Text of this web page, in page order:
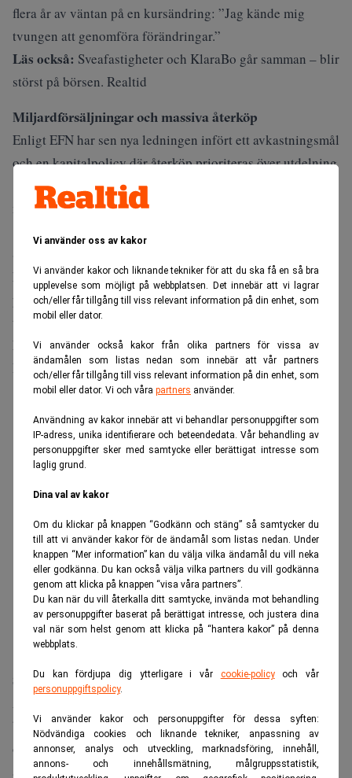
Vi använder oss av kakor
Vi använder kakor och liknande tekniker för att du ska få en så bra
upplevelse som möjligt på webbplatsen. Det innebär att vi lagrar
och/eller får tillgång till viss relevant information på din enhet, som
mobil eller dator.
Vi använder också kakor från olika partners för vissa av
ändamålen som listas nedan som innebär att vår partners
och/eller får tillgång till viss relevant information på din enhet, som
mobil eller dator. Vi och våra partners använder.
Användning av kakor innebär att vi behandlar personuppgifter som
IP-adress, unika identifierare och beteendedata. Vår behandling av
personuppgifter sker med samtycke eller berättigat intresse som
laglig grund.
Dina val av kakor
Om du klickar på knappen “Godkänn och stäng” så samtycker du
till att vi använder kakor för de ändamål som listas nedan. Under
knappen “Mer information” kan du välja vilka ändamål du vill neka
eller godkänna. Du kan också välja vilka partners du vill godkänna
genom att klicka på knappen “visa våra partners”.
Du kan när du vill återkalla ditt samtycke, invända mot behandling
av personuppgifter baserat på berättigat intresse, och justera dina
val när som helst genom att klicka på “hantera kakor” på denna
webbplats.
Du kan fördjupa dig ytterligare i vår cookie-policyoch vår
personuppgiftspolicy.
Vi använder kakor och personuppgifter för dessa syften:
Nödvändiga cookies och liknande tekniker, anpassning av
annonser, analys och utveckling, marknadsföring, innehåll,
annons- och innehållsmätning, målgruppsstatistik,
flera år av väntan på en kursändring: ”Jag kände mig
tvungen att genomföra förändringar.”
Läs också: Sveafastigheter och KlaraBo går samman – blir
störst på börsen. Realtid
Miljardförsäljningar och massiva återköp
Enligt EFNhar sen nya ledningen infört ett avkastningsmål
och en kapitalpolicy där återköp prioriteras över utdelning
. Under 2026 har Castellum köpt tillbaka över 23,5
miljoner aktier för drygt 4,5 miljarder kronor.
kronor, där affären i Skåne – 13,3 miljarder – sticker ut. 60
procent av likviden ska delas ut till aktieägarna, resten går
till att minska skuldsättningen.
Läs också:Akelius ger jättegåva till Gaza – slår rekord.
Realtid
Styckningsplaner och regionala avyttringar
Akelius har tidigare lyft idén att dela upp Castellum i tre
bolag, något som nu kan vara på väg att realiseras . Han
öppnar även för fler regionala försäljningar där lokala
aktörer anses bättre lämpade att driva fastigheterna vidare.